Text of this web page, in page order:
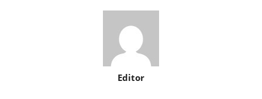
Editor